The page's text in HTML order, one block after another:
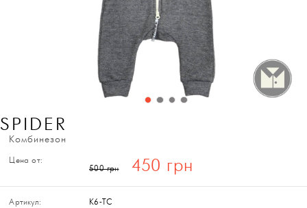
SPIDER
Комбинезон
Цена от:
500 грн
450 грн
Артикул: K6-ТС